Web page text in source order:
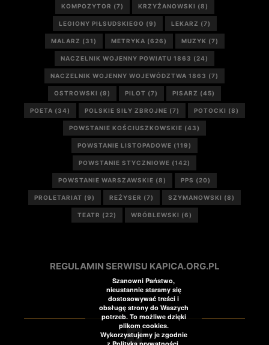
KOMPOZYTOR (7) KRZYŻANOWSKI (8)
LEGIONY PIŁSUDSKIEGO (9) LEKARZ (7)
MALARZ (31) METRYKA (626) MUZYK (7)
NACZELNIK WOJENNY POWIATU 1863 (24)
NACZELNIK WOJENNY WOJEWÓDZTWA 1863 (7)
OSTROWSKI (9) PILOT (7) PISARZ (45)
POETA (34) POLSKIE SIŁY ZBROJNE (7) POTOCKI (8)
POWSTANIE KOŚCIUSZKOWSKIE (43)
POWSTANIE LISTOPADOWE (119)
POWSTANIE STYCZNIOWE (142)
POWSTANIE WARSZAWSKIE (8) PPS (20)
PROLETARIAT (9) REŻYSER (7) SZYMANOWSKI (8)
TEATR (22) WRÓBLEWSKI (6)
REGULAMIN SERWISU KAPICA.ORG.PL
Szanowni Państwo,
nieustannie staramy się
dostosowywać treści i
obsługę strony do Waszych
potrzeb. To możliwe dzięki
plikom cookies.
Wykorzystujemy je zgodnie